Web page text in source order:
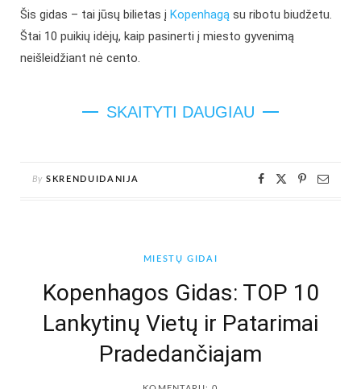
Šis gidas – tai jūsų bilietas į Kopenhagą su ribotu biudžetu.
Štai 10 puikių idėjų, kaip pasinerti į miesto gyvenimą
neišleidžiant nė cento.
SKAITYTI DAUGIAU
By SKRENDUIDANIJA
MIESTŲ GIDAI
Kopenhagos Gidas: TOP 10
Lankytinų Vietų ir Patarimai
Pradedančiajam